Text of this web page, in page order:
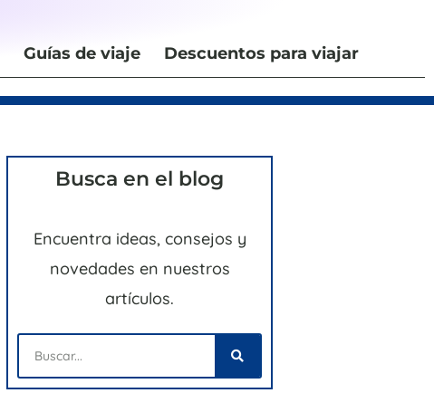
Guías de viaje Descuentos para viajar
Busca en el blog
Encuentra ideas, consejos y
novedades en nuestros
artículos.
Buscar